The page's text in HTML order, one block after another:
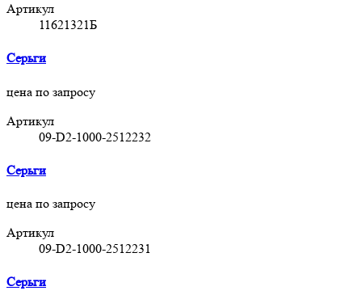
Артикул
11621321Б
Серьги
цена по запросу
Артикул
09-D2-1000-2512232
Серьги
цена по запросу
Артикул
09-D2-1000-2512231
Серьги